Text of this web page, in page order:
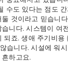
수도 있다는 점도
것이라고 믿습니
니다. 시스템이 여
되죠. 생애 주기비
습니다. 시설에 워
하고요.